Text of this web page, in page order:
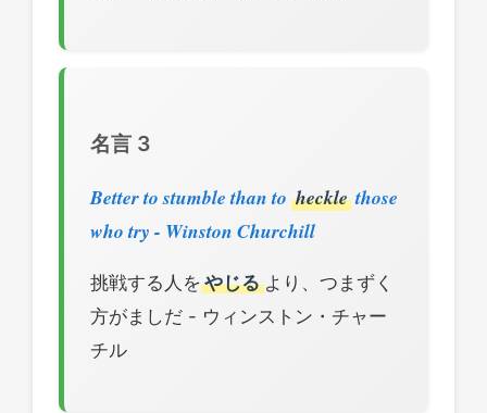
名言 3
Better to stumble than to heckle those
who try - Winston Churchill
挑戦する人を やじるより、つまずく
方がましだ - ウィンストン・チャー
チル